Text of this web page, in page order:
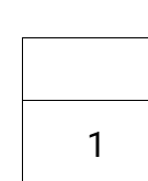
1